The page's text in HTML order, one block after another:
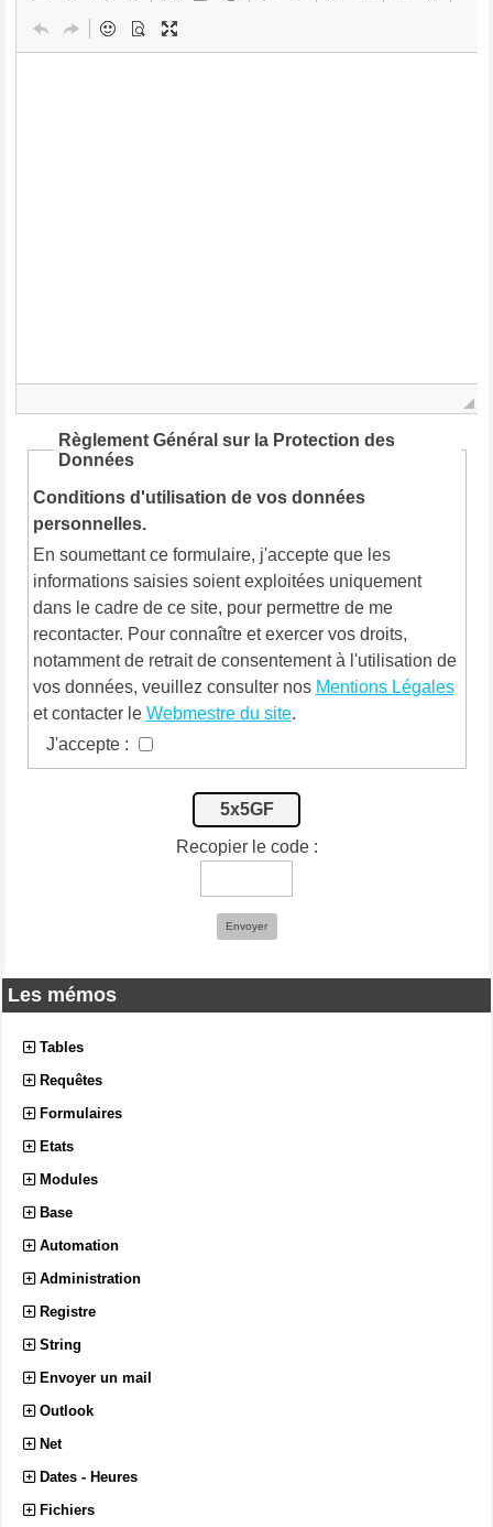
Les mémos
Tables
Requêtes
Formulaires
Etats
Modules
Base
Automation
Administration
Registre
String
Envoyer un mail
Outlook
Net
Dates - Heures
Fichiers
Règlement Général sur la Protection des
Données
Conditions d'utilisation de vos données
personnelles.
En soumettant ce formulaire, j'accepte que les
informations saisies soient exploitées uniquement
dans le cadre de ce site, pour permettre de me
recontacter. Pour connaître et exercer vos droits,
notamment de retrait de consentement à l'utilisation de
vos données, veuillez consulter nos Mentions Légales
et contacter le Webmestre du site.
J'accepte :
5x5GF
Recopier le code :
Envoyer